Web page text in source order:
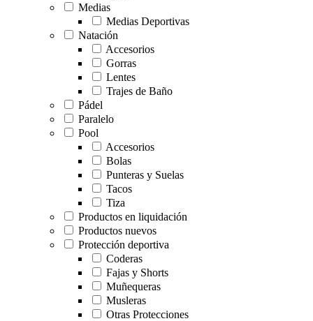
Medias
Medias Deportivas
Natación
Accesorios
Gorras
Lentes
Trajes de Baño
Pádel
Paralelo
Pool
Accesorios
Bolas
Punteras y Suelas
Tacos
Tiza
Productos en liquidación
Productos nuevos
Protección deportiva
Coderas
Fajas y Shorts
Muñequeras
Musleras
Otras Protecciones